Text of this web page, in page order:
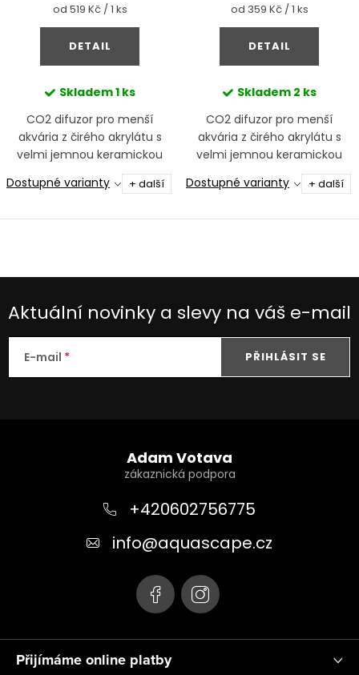
Měrná
cena:
od 519 Kč / 1 ks
DETAIL
Skladem1 ks
CO2 difuzor pro menší
akvária z čirého akrylátu s
velmi jemnou keramickou
membránou
Dostupné varianty + další
Měrná
cena:
od 359 Kč / 1 ks
DETAIL
Skladem 2 ks
CO2 difuzor pro menší
akvária z čirého akrylátu s
velmi jemnou keramickou
membránou
Dostupné varianty + další
Aktuální novinky a slevy na váš e-mail
E-mail PŘIHLÁSIT SE
Přijímáme online platby
Adam Votava
+420602756775
info@aquascape.cz